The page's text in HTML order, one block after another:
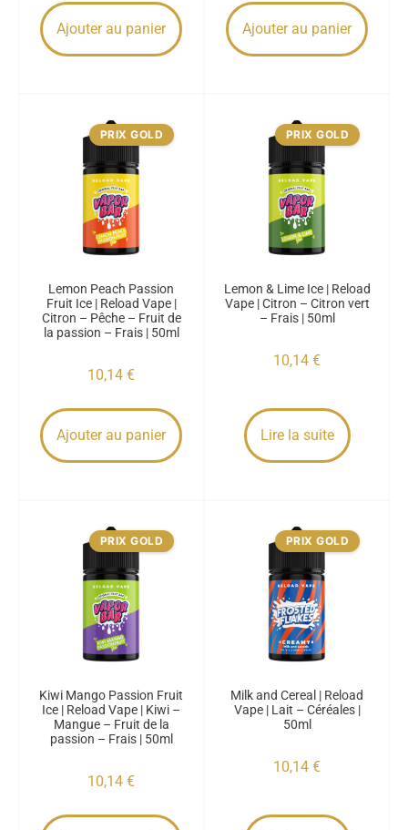
Ajouter au panier Ajouter au panier
PRIX GOLD
Lemon Peach Passion
Fruit Ice | Reload Vape |
Citron – Pêche – Fruit de
la passion – Frais | 50ml
10,14 €
Ajouter au panier
PRIX GOLD
Lemon & Lime Ice | Reload
Vape | Citron – Citron vert
– Frais | 50ml
10,14 €
Lire la suite
PRIX GOLD
Kiwi Mango Passion Fruit
Ice | Reload Vape | Kiwi –
Mangue – Fruit de la
passion – Frais | 50ml
10,14 €
PRIX GOLD
Milk and Cereal | Reload
Vape | Lait – Céréales |
50ml
10,14 €